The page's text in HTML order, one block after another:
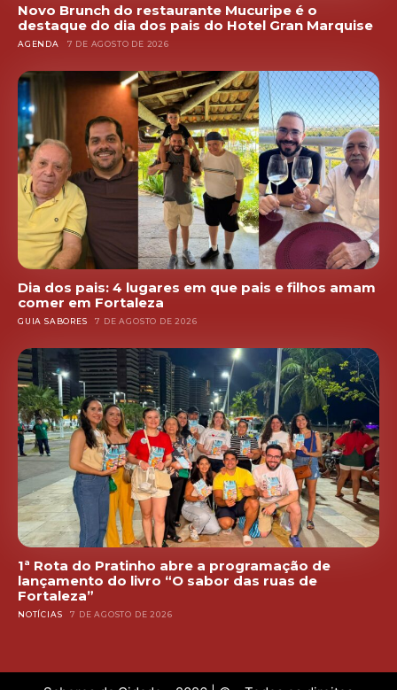
Novo Brunch do restaurante Mucuripe é o
destaque do dia dos pais do Hotel Gran Marquise
AGENDA 7 DE AGOSTO DE 2026
Dia dos pais: 4 lugares em que pais e filhos amam
comer em Fortaleza
GUIA SABORES 7 DE AGOSTO DE 2026
1ª Rota do Pratinho abre a programação de
lançamento do livro “O sabor das ruas de
Fortaleza”
NOTÍCIAS 7 DE AGOSTO DE 2026